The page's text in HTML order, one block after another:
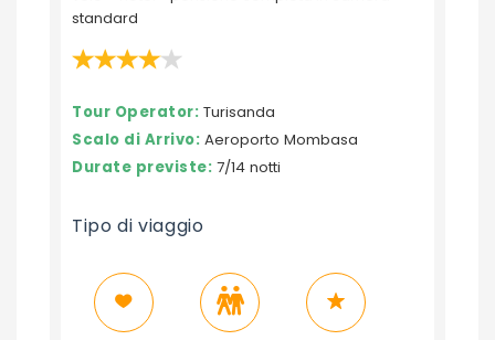
standard
Tour Operator: Turisanda
Scalo di Arrivo: Aeroporto Mombasa
Durate previste: 7/14 notti
Tipo di viaggio